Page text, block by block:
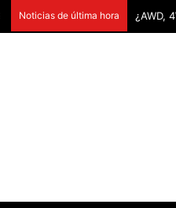
Noticias de última hora